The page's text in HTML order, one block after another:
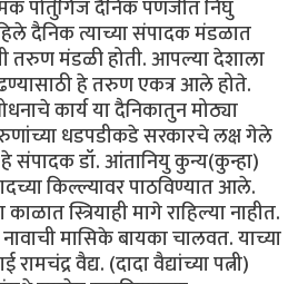
पोर्तुगिज दैनिक पणजीत निघु
दैनिक त्याच्या संपादक मंडळात
तरुण मंडळी होती. आपल्या देशाला
हे तरुण एकत्र आले होते.
कार्य या दैनिकातुन मोठ्या
धडपडीकडे सरकारचे लक्ष गेले
संपादक डॉ. आंतानियु कुन्य(कुन्हा)
किल्ल्यावर पाठविण्यात आले.
स्त्रियाही मागे राहिल्या नाहीत.
मासिके बायका चालवत. याच्या
वैद्य. (दादा वैद्यांच्या पत्नी)